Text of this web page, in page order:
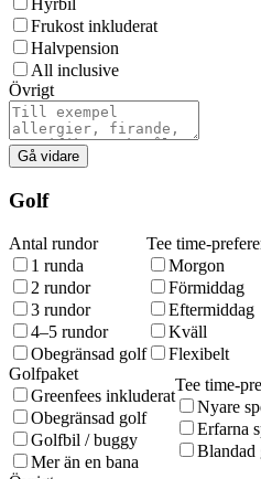
Hyrbil
Frukost inkluderat
Halvpension
All inclusive
Övrigt
Gå vidare
Golf
Antal rundor
1 runda
2 rundor
3 rundor
4–5 rundor
Obegränsad golf
Tee time-
Morgon
Förmiddag
Eftermiddag
Kväll
Flexibelt
Golfpaket
Greenfees inkluderat
Obegränsad golf
Golfbil / buggy
Mer än en bana
Tee time-
Nyare
Erfarna
Blandad